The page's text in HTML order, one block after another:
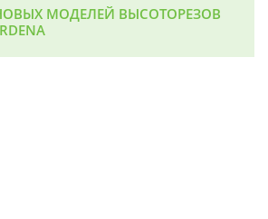
МОДЕЛЕЙ ВЫСОТОРЕЗОВ